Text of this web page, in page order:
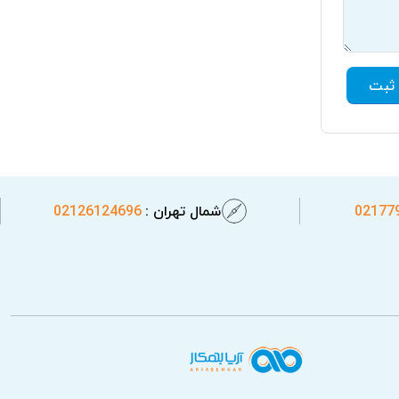
ثبت
شمال تهران :02126124696